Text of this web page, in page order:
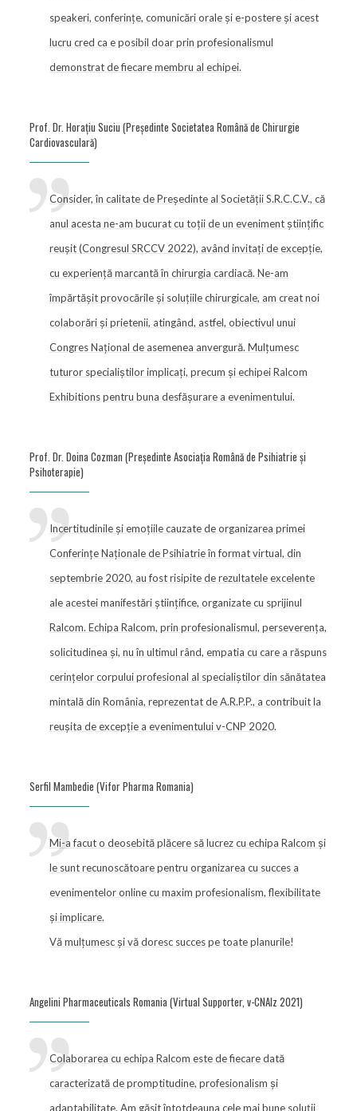
speakeri, conferințe, comunicări orale și e-postere și acest
lucru cred ca e posibil doar prin profesionalismul
demonstrat de fiecare membru al echipei.
Prof. Dr. Horațiu Suciu (Președinte Societatea Română de Chirurgie
Cardiovasculară)
Consider, în calitate de Președinte al Societății S.R.C.C.V., că
anul acesta ne-am bucurat cu toții de un eveniment științific
reușit (Congresul SRCCV 2022), având invitați de excepție,
cu experiență marcantă în chirurgia cardiacă. Ne-am
împărtășit provocările și soluțiile chirurgicale, am creat noi
colaborări și prietenii, atingând, astfel, obiectivul unui
Congres Național de asemenea anvergură. Mulțumesc
tuturor specialiștilor implicați, precum și echipei Ralcom
Exhibitions pentru buna desfășurare a evenimentului.
Prof. Dr. Doina Cozman (Președinte Asociația Română de Psihiatrie și
Psihoterapie)
Incertitudinile și emoțiile cauzate de organizarea primei
Conferințe Naționale de Psihiatrie în format virtual, din
septembrie 2020, au fost risipite de rezultatele excelente
ale acestei manifestări științifice, organizate cu sprijinul
Ralcom. Echipa Ralcom, prin profesionalismul, perseverența,
solicitudinea și, nu în ultimul rând, empatia cu care a răspuns
cerințelor corpului profesional al specialiștilor din sănătatea
mintală din România, reprezentat de A.R.P.P., a contribuit la
reușita de excepție a evenimentului v-CNP 2020.
Serfil Mambedie (Vifor Pharma Romania)
Mi-a facut o deosebită plăcere să lucrez cu echipa Ralcom și
le sunt recunoscătoare pentru organizarea cu succes a
evenimentelor online cu maxim profesionalism, flexibilitate
și implicare.
Vă mulțumesc și vă doresc succes pe toate planurile!
Angelini Pharmaceuticals Romania (Virtual Supporter, v-CNAlz 2021)
Colaborarea cu echipa Ralcom este de fiecare dată
caracterizată de promptitudine, profesionalism și
adaptabilitate. Am găsit întotdeauna cele mai bune soluții